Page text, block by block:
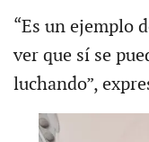
“Es un ejemplo
ver que sí se
luchando”,